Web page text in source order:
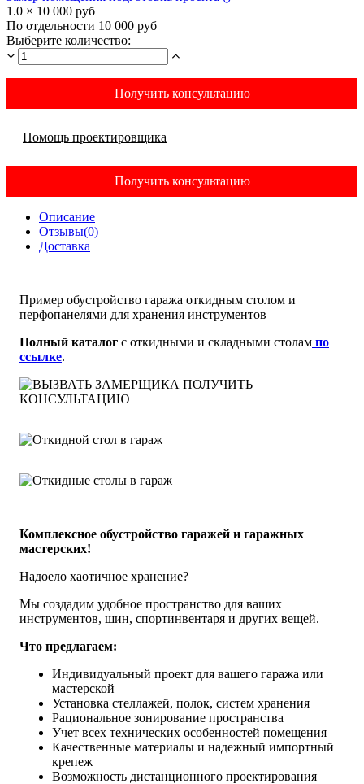
1.0 × 10 000 руб
По отдельности 10 000 руб
Выберите количество:
Получить консультацию
Помощь проектировщика
Получить консультацию
Описание
Отзывы(0)
Доставка
Пример обустройство гаража откидным столом и
перфопанелями для хранения инструментов
Полный каталог с откидными и складными столам по
ссылке.
ПОЛУЧИТЬ
КОНСУЛЬТАЦИЮ
Комплексное обустройство гаражей и гаражных
мастерских!
Надоело хаотичное хранение?
Мы создадим удобное пространство для ваших
инструментов, шин, спортинвентаря и других вещей.
Что предлагаем:
Индивидуальный проект для вашего гаража или
мастерской
Установка стеллажей, полок, систем хранения
Рациональное зонирование пространства
Учет всех технических особенностей помещения
Качественные материалы и надежный импортный
крепеж
Возможность дистанционного проектирования